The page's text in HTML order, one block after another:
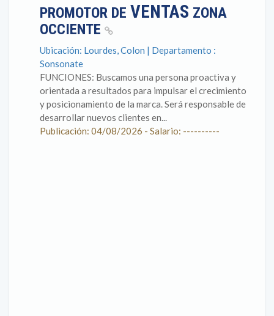
PROMOTOR DE VENTAS ZONA
OCCIENTE
Ubicación: Lourdes, Colon | Departamento :
Sonsonate
FUNCIONES: Buscamos una persona proactiva y
orientada a resultados para impulsar el crecimiento
y posicionamiento de la marca. Será responsable de
desarrollar nuevos clientes en...
Publicación: 04/08/2026 - Salario: ----------